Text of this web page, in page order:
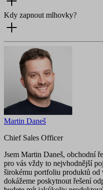
Kdy zapnout mlhovky?
Martin Daneš
Chief Sales Officer
Jsem Martin Daneš, obchodní
pro vás vždy to nejvhodnější
širokému portfoliu produktů
dokážeme poskytnout řešení